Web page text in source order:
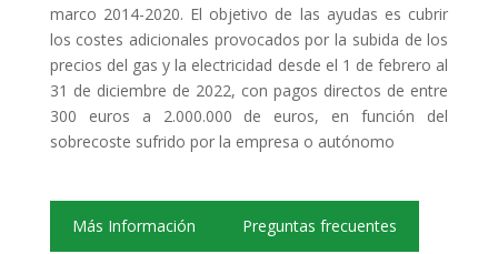
marco 2014-2020. El objetivo de las ayudas es cubrir
los costes adicionales provocados por la subida de los
precios del gas y la electricidad desde el 1 de febrero al
31 de diciembre de 2022, con pagos directos de entre
300 euros a 2.000.000 de euros, en función del
sobrecoste sufrido por la empresa o autónomo
Más Información Preguntas frecuentes